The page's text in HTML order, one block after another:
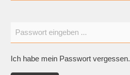
Ich habe mein Passwort vergessen.